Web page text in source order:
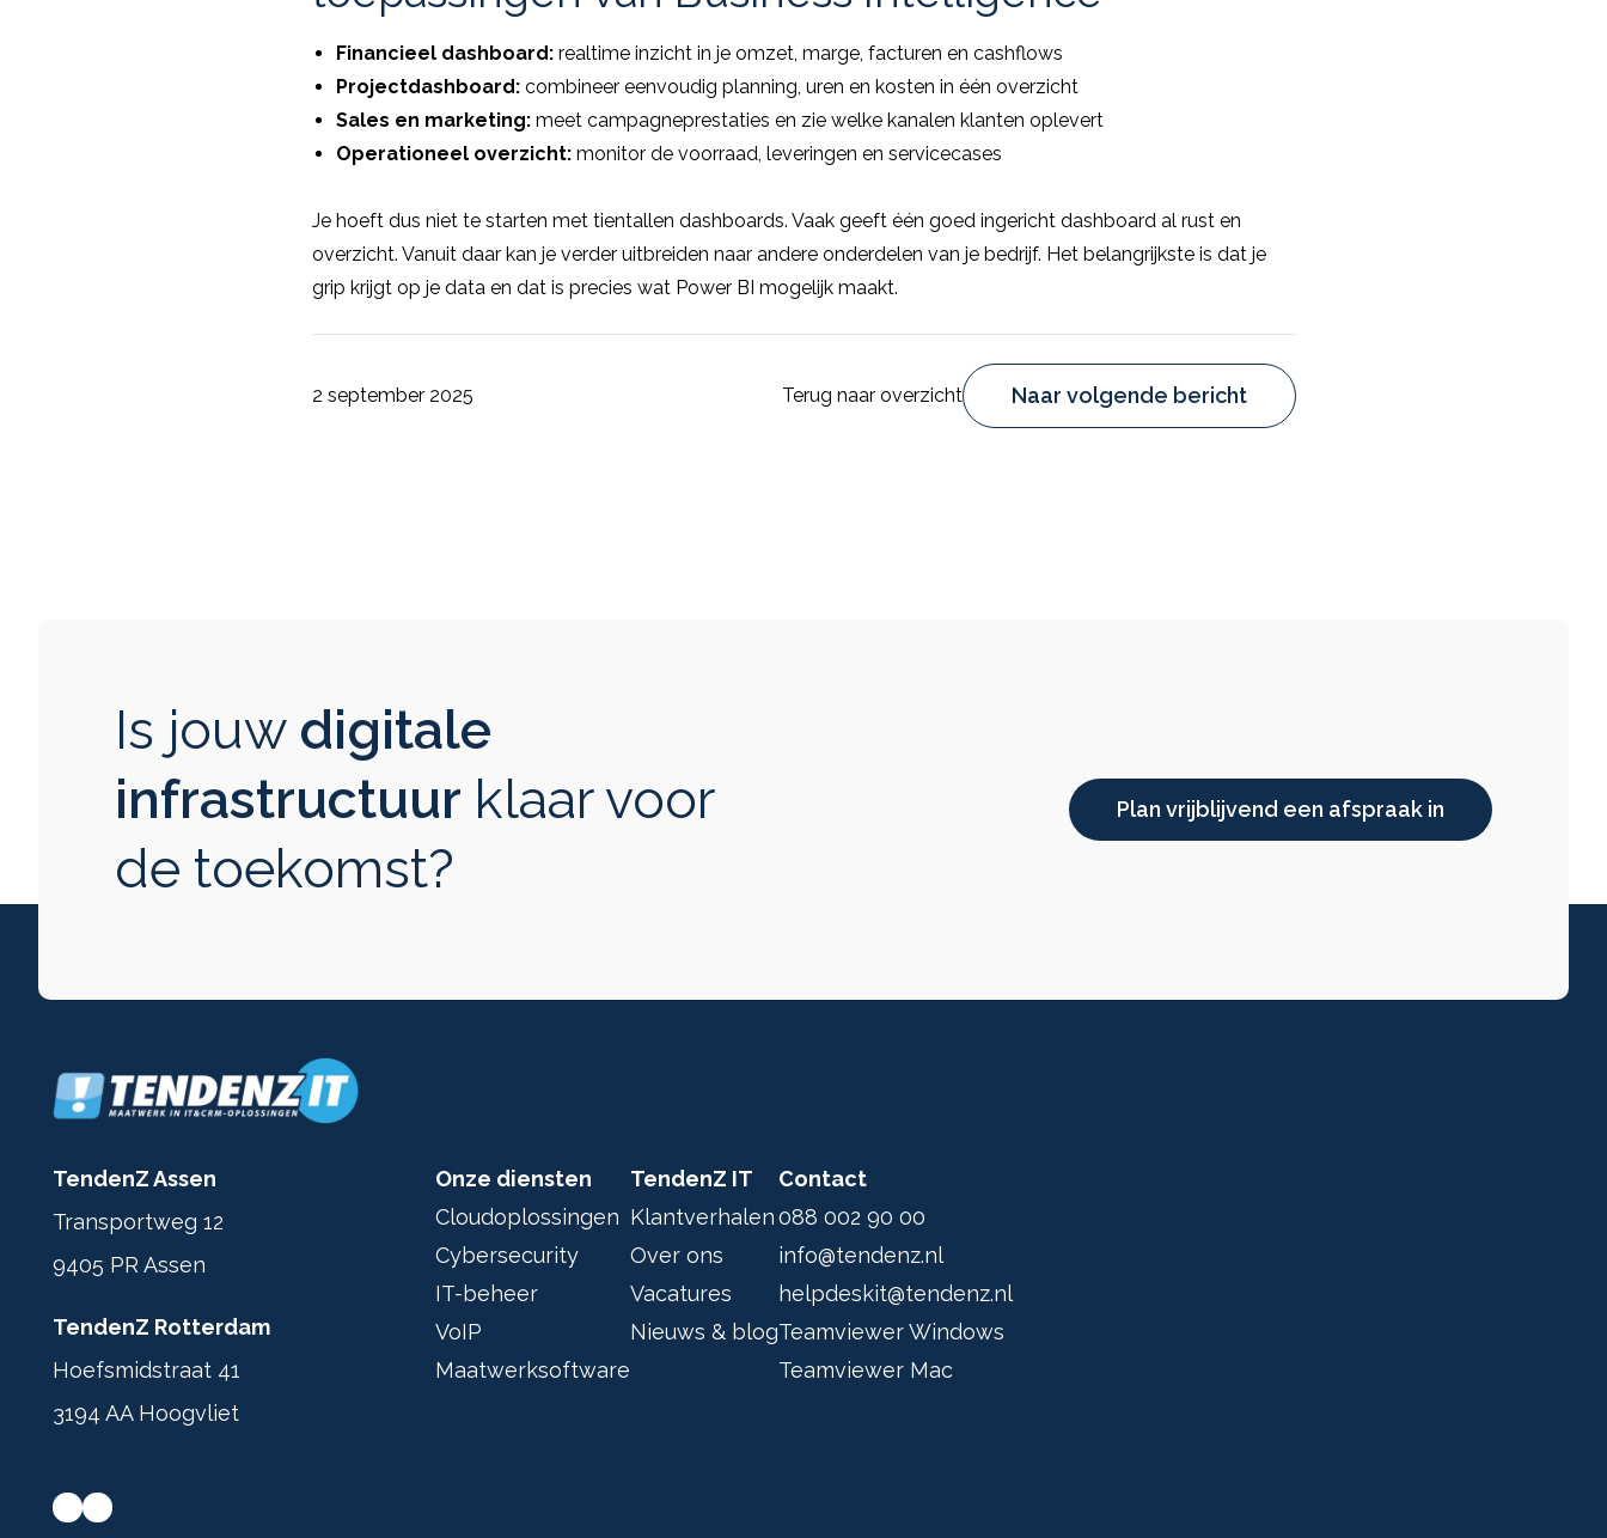
Financieel dashboard: realtime inzicht in je omzet, marge, facturen en cashflows
Projectdashboard:combineer eenvoudig planning, uren en kosten in één overzicht
Sales en marketing:meet campagneprestaties en zie welke kanalen klanten oplevert
Operationeel overzicht:monitor de voorraad, leveringen en servicecases
Je hoeft dus niet te starten met tientallen dashboards. Vaak geeft één goed ingericht dashboard al rust en
overzicht. Vanuit daar kan je verder uitbreiden naar andere onderdelen van je bedrijf. Het belangrijkste is dat je
grip krijgt op je data en dat is precies wat Power BI mogelijk maakt.
2 september 2025 Terug naar overzicht Naar volgende bericht
Is jouw digitale
infrastructuur klaar voor
de toekomst?
Plan vrijblijvend een afspraak in
TendenZ Assen
Transportweg 12
9405 PR Assen
TendenZ Rotterdam
Hoefsmidstraat 41
3194 AA Hoogvliet
Onze diensten
Cloudoplossingen
Cybersecurity
IT-beheer
VoIP
Maatwerksoftware
TendenZ IT
Klantverhalen
Over ons
Vacatures
Nieuws & blog
Contact
088 002 90 00
info@tendenz.nl
helpdeskit@tendenz.nl
Teamviewer Windows
Teamviewer Mac